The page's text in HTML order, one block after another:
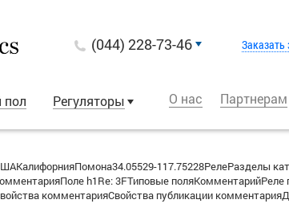
(044) 228-73-46 Заказать
пол Регуляторы О нас Партнерам
117.75228РелеРазделы
h1Re: 3FТиповые поляКомментарийРеле
комментарияСвойства публикации